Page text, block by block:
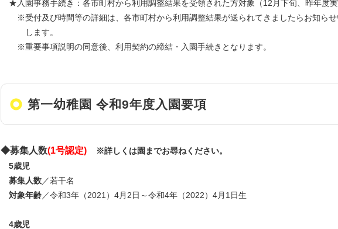
★入園事務手続き：各市町村から利用調整結果を受領された方対象（12月下旬、昨年度実
※受付及び時間等の詳細は、各市町村から利用調整結果が送られてきましたらお知らせ
します。
※重要事項説明の同意後、利用契約の締結・入園手続きとなります。
第一幼稚園 令和9年度入園要項
◆募集人数(1号認定)
※詳しくは園までお尋ねください。
5歳児
募集人数／若干名
対象年齢／令和3年（2021）4月2日～令和4年（2022）4月1日生
4歳児